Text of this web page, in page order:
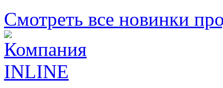
Смотреть все новинки